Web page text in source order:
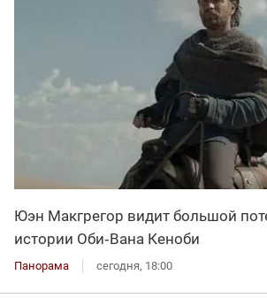
Юэн Макгрегор видит большой
истории Оби‑Вана Кеноби
Панорама сегодня, 18:00